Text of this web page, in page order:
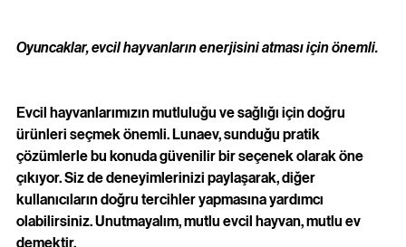
Oyuncaklar, evcil hayvanların enerjisini atması için önemli.
Evcil hayvanlarımızın mutluluğu ve sağlığı için doğru
ürünleri seçmek önemli. Lunaev, sunduğu pratik
çözümlerle bu konuda güvenilir bir seçenek olarak öne
çıkıyor. Siz de deneyimlerinizi paylaşarak, diğer
kullanıcıların doğru tercihler yapmasına yardımcı
olabilirsiniz. Unutmayalım, mutlu evcil hayvan, mutlu ev
demektir.